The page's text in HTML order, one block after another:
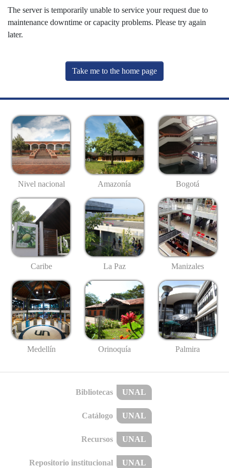
The server is temporarily unable to service your request due to
maintenance downtime or capacity problems. Please try again
later.
Take me to the home page
Nivel nacional Amazonía Bogotá
Caribe La Paz Manizales
Medellín Orinoquía Palmira
Bibliotecas UNAL
Catálogo UNAL
Recursos UNAL
Repositorio institucional UNAL